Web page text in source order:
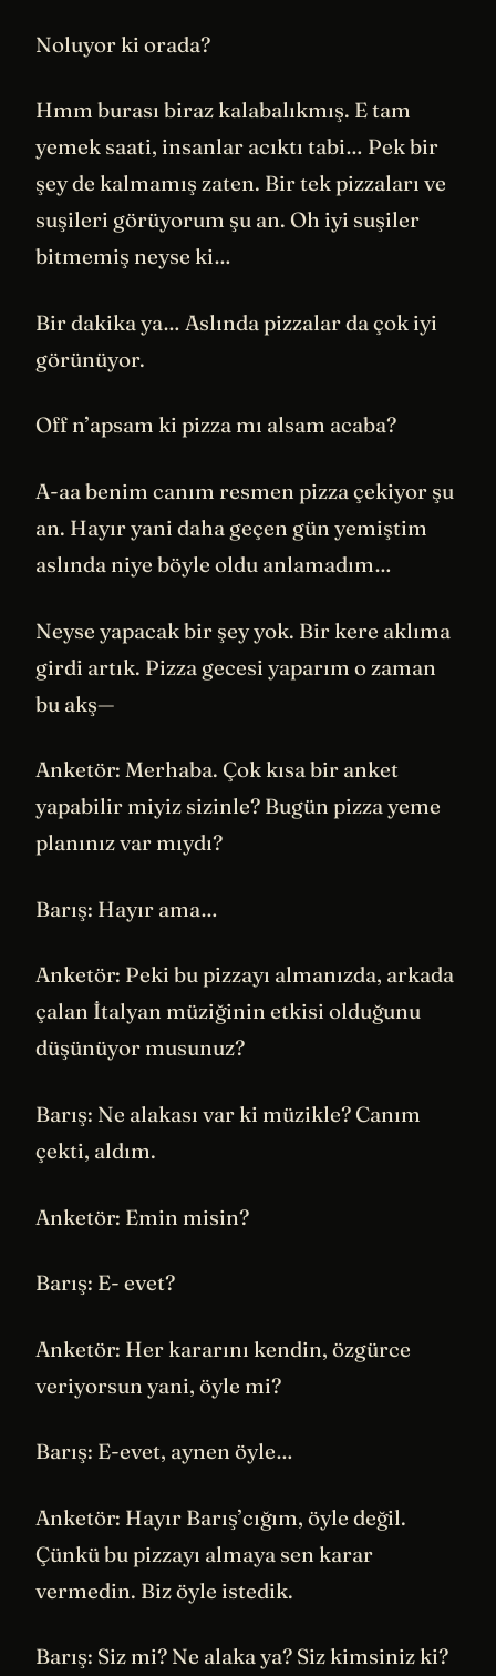
Noluyor ki orada?
Hmm burası biraz kalabalıkmış. E tam
yemek saati, insanlar acıktı tabi… Pek bir
şey de kalmamış zaten. Bir tek pizzaları ve
suşileri görüyorum şu an. Oh iyi suşiler
bitmemiş neyse ki…
Bir dakika ya… Aslında pizzalar da çok iyi
görünüyor.
Off n’apsam ki pizza mı alsam acaba?
A-aa benim canım resmen pizza çekiyor şu
an. Hayır yani daha geçen gün yemiştim
aslında niye böyle oldu anlamadım…
Neyse yapacak bir şey yok. Bir kere aklıma
girdi artık. Pizza gecesi yaparım o zaman
bu akş—
Anketör: Merhaba. Çok kısa bir anket
yapabilir miyiz sizinle? Bugün pizza yeme
planınız var mıydı?
Barış: Hayır ama…
Anketör: Peki bu pizzayı almanızda, arkada
çalan İtalyan müziğinin etkisi olduğunu
düşünüyor musunuz?
Barış: Ne alakası var ki müzikle? Canım
çekti, aldım.
Anketör: Emin misin?
Barış: E- evet?
Anketör: Her kararını kendin, özgürce
veriyorsun yani, öyle mi?
Barış: E-evet, aynen öyle…
Anketör: Hayır Barış’cığım, öyle değil.
Çünkü bu pizzayı almaya sen karar
vermedin. Biz öyle istedik.
Barış: Siz mi? Ne alaka ya? Siz kimsiniz ki?